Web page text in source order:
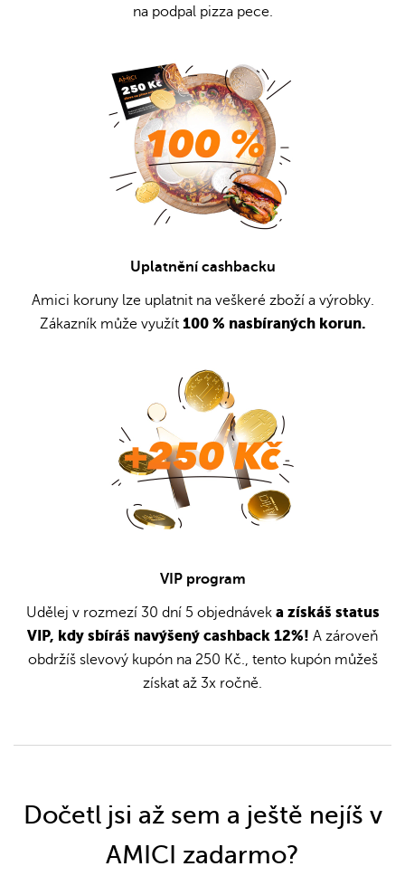
na podpal pizza pece.
Uplatnění cashbacku
Amici koruny lze uplatnit na veškeré zboží a výrobky.
Zákazník může využít 100 % nasbíraných korun.
VIP program
Udělej v rozmezí 30 dní 5 objednávek a získáš status
VIP, kdy sbíráš navýšený cashback 12%! A zároveň
obdržíš slevový kupón na 250 Kč., tento kupón můžeš
získat až 3x ročně.
Dočetl jsi až sem a ještě nejíš v
AMICI zadarmo?